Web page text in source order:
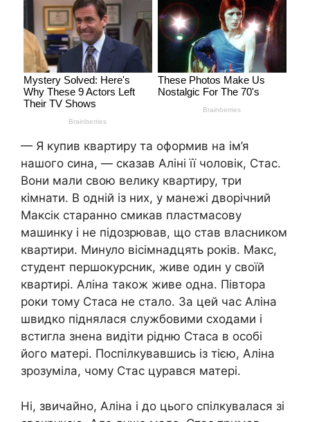
— Я купив квартиру та оформив на ім’я
нашого сина, — сказав Аліні її чоловік, Стас.
Вони мали свою велику квартиру, три
кімнати. В одній із них, у манежі дворічний
Максік старанно смикав пластмасову
машинку і не підозрював, що став власником
квартири. Минуло вісімнадцять років. Макс,
студент першокурсник, живе один у своїй
квартирі. Аліна також живе одна. Півтора
роки тому Стаса не стало. За цей час Аліна
швидко піднялася службовими сходами і
встигла знена видіти рідню Стаса в особі
його матері. Поспілкувавшись із тією, Аліна
зрозуміла, чому Стас цурався матері.
Ні, звичайно, Аліна і до цього спілкувалася зі